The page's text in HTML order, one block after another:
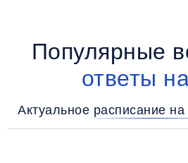
Популярные
ответы
Актуальное расписание на